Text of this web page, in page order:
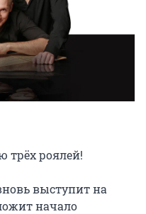
трёх роялей!
выступит на
начало